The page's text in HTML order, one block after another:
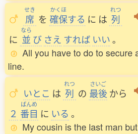
せき
席 を
かくほ
確保する に は
れつ
列
に
なら
並 び さえ すれば いい。
All you have to do to secure
line.
いとこ は
れつ
列 の
さいご
最後 から
２
ばんめ
番目 に いる 。
My cousin is the last man